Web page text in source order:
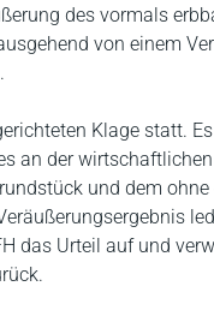
des vormals
von einem
Klage statt.
an der
und dem
das Urteil auf und